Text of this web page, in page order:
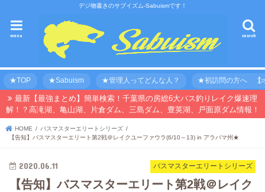
デジ物書きのサブイズム-Sabuismです！
search
menu
★TOP ★Sabuism ★管理人ってどんな人？ ★初訪問の方へ 【
最新【最強まとめ】簡単検索！千葉県の房総6大バス釣りレイク爆速理
解！？高滝湖、亀山湖、片倉ダム、三島ダム、豊英湖、戸面原ダム情報！
HOME
バスマスターエリートシリーズ
【告知】バスマスターエリート第2戦＠レイクユーファウラ(6/10～13) in アラバマ州★
バスマスターエリートシリーズ
2020.06.11
【告知】バスマスターエリート第2戦＠レイク